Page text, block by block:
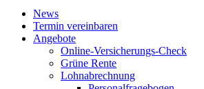
News
Termin vereinbaren
Angebote
Online-Versicherungs-Check
Grüne Rente
Lohnabrechnung